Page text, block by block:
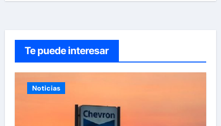
Te puede interesar
Noticias